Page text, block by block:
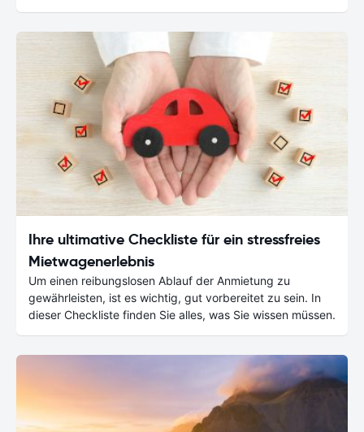
Ihre ultimative Checkliste für ein stressfreies
Mietwagenerlebnis
Um einen reibungslosen Ablauf der Anmietung zu
gewährleisten, ist es wichtig, gut vorbereitet zu sein. In
dieser Checkliste finden Sie alles, was Sie wissen müssen.